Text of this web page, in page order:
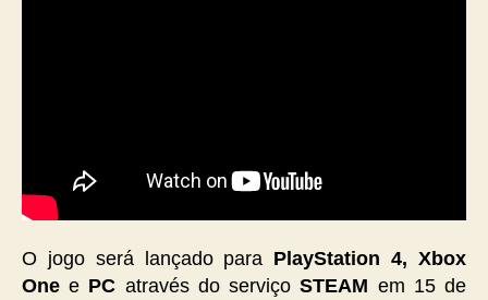
O jogo será lançado para PlayStation 4, Xbox
One e PC através do serviçoSTEAM em 15 de